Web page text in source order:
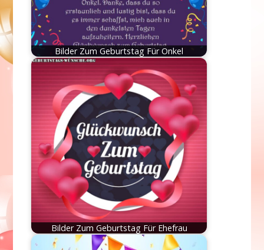
Bilder Zum Geburtstag Für Onkel
Bilder Zum Geburtstag Für Ehefrau